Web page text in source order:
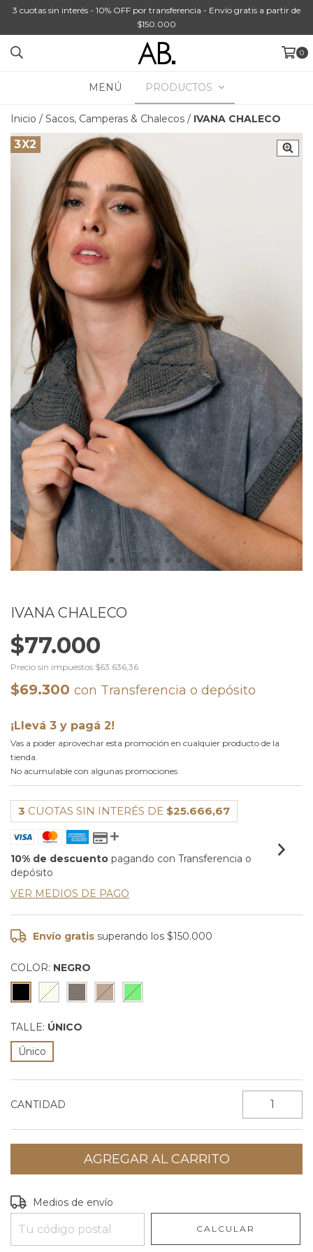
3 cuotas sin interés - 10% OFF por transferencia - Envío gratis a partir de
$150.000
0
MENÚ PRODUCTOS
Inicio / Sacos, Camperas & Chalecos / IVANA CHALECO
3X2
IVANA CHALECO
$77.000
Precio sin impuestos $63.636,36
$69.300 con Transferencia o depósito
¡Llevá 3 y pagá 2!
Vas a poder aprovechar esta promoción en cualquier producto de la
tienda.
No acumulable con algunas promociones
3 CUOTAS SIN INTERÉS DE $25.666,67
10% de descuento pagando con Transferencia o
depósito
VER MEDIOS DE PAGO
Envío gratis superando los$150.000
COLOR: NEGRO
TALLE: ÚNICO
Único
CANTIDAD
Entregas para el CP:
Medios de envío
CALCULAR